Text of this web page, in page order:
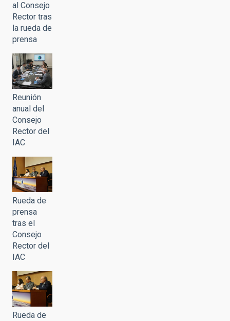
al Consejo
Rector tras
la rueda de
prensa
Reunión
anual del
Consejo
Rector del
IAC
Rueda de
prensa
tras el
Consejo
Rector del
IAC
Rueda de